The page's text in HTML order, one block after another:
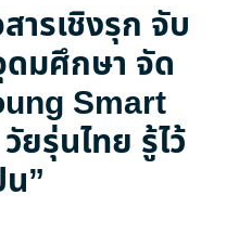
ารเชิงรุก จับ
มศึกษา จัด
Smart
รุ่นไทย รู้ไว้
น”